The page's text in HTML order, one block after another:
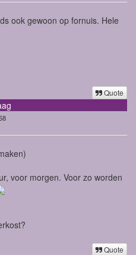
ook gewoon op fornuis. Hele
Quote
voor morgen. Voor zo worden
Quote